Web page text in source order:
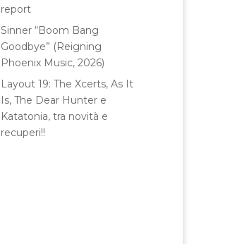
report
Sinner “Boom Bang
Goodbye” (Reigning
Phoenix Music, 2026)
Layout 19: The Xcerts, As It
Is, The Dear Hunter e
Katatonia, tra novità e
recuperi!!